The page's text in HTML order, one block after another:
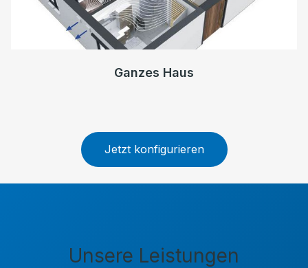
Ganzes Haus
Jetzt konfigurieren
Unsere Leistungen